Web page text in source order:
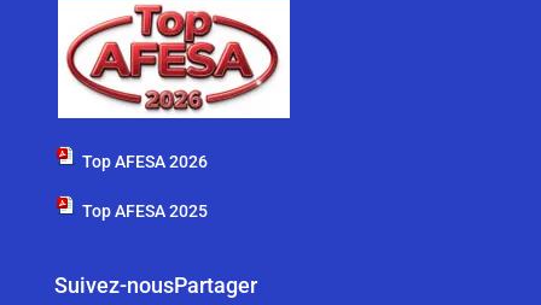
Top AFESA 2026
Top AFESA 2025
Suivez-nousPartager